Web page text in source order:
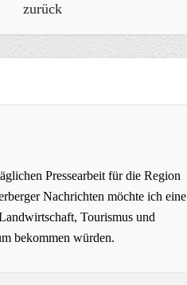
zurück
Pressearbeit für die Region
Nachrichten möchte ich eine
Tourismus und
bekommen würden.